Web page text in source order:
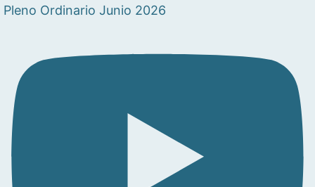
Pleno Ordinario Junio 2026